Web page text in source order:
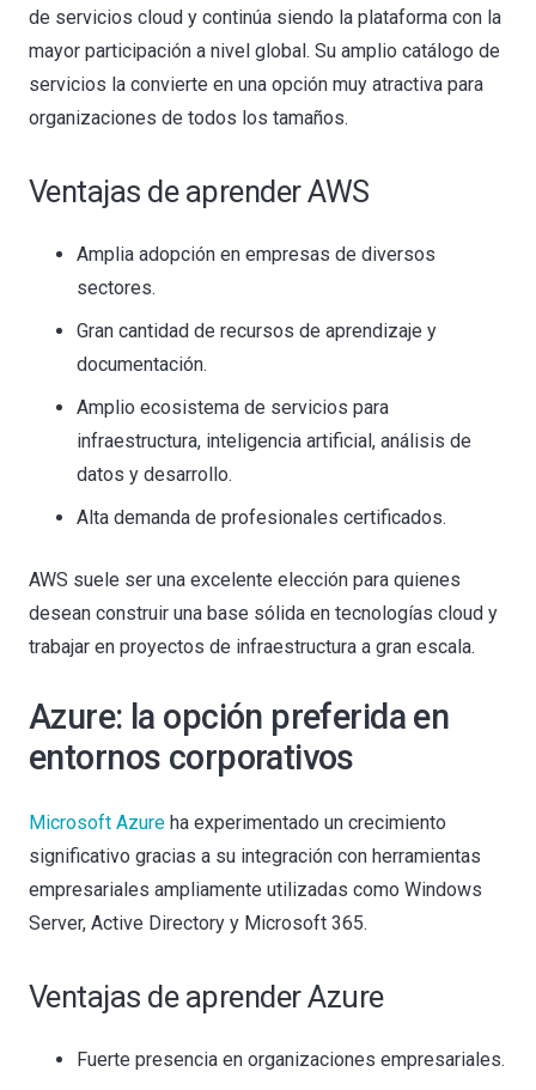
de servicios cloud y continúa siendo la plataforma con la
mayor participación a nivel global. Su amplio catálogo de
servicios la convierte en una opción muy atractiva para
organizaciones de todos los tamaños.
Ventajas de aprender AWS
Amplia adopción en empresas de diversos
sectores.
Gran cantidad de recursos de aprendizaje y
documentación.
Amplio ecosistema de servicios para
infraestructura, inteligencia artificial, análisis de
datos y desarrollo.
Alta demanda de profesionales certificados.
AWS suele ser una excelente elección para quienes
desean construir una base sólida en tecnologías cloud y
trabajar en proyectos de infraestructura a gran escala.
Azure: la opción preferida en
entornos corporativos
Microsoft Azure ha experimentado un crecimiento
significativo gracias a su integración con herramientas
empresariales ampliamente utilizadas como Windows
Server, Active Directory y Microsoft 365.
Ventajas de aprender Azure
Fuerte presencia en organizaciones empresariales.